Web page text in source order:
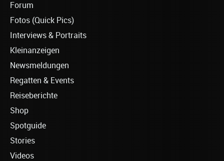
Forum
Fotos (Quick Pics)
Interviews & Portraits
Kleinanzeigen
Newsmeldungen
Regatten & Events
Reiseberichte
Shop
Spotguide
Stories
Videos